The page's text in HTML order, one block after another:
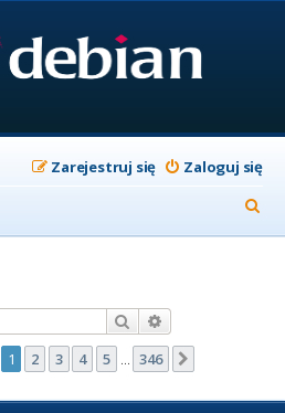
Zaloguj się
Zarejestruj się
z
Szukaj
Strona z346
1 2 3 4 5 346